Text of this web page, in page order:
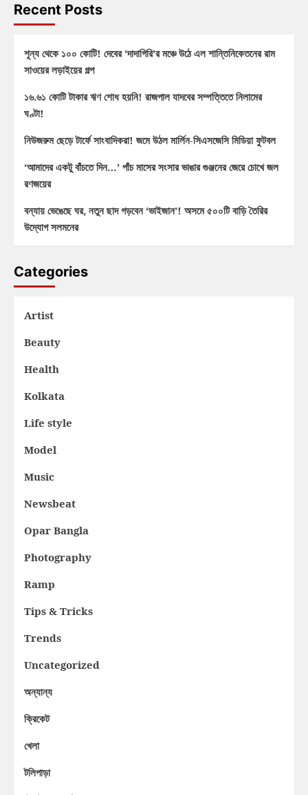
Recent Posts
শূন্য থেকে ১০০ কোটি! দেবের ‘দাদাগিরি’র মঞ্চে উঠে এল শান্তিনিকেতনের রাম
সাওয়ের লড়াইয়ের গল্প
১৬.৬১ কোটি টাকার ঋণ শোধ হয়নি! রাজপাল যাদবের সম্পত্তিতে নিলামের
ঘণ্টা!
নিউজরুম ছেড়ে টার্ফে সাংবাদিকরা! জমে উঠল মার্লিন-সিএসজেসি মিডিয়া ফুটবল
‘আমাদের একটু বাঁচতে দিন…’ পাঁচ মাসের সংসার ভাঙার গুঞ্জনের জেরে চোখে জল
রণজয়ের
বন্যায় ভেঙেছে ঘর, নতুন ছাদ গড়বেন ‘ভাইজান’! অসমে ৫০০টি বাড়ি তৈরির
উদ্যোগ সলমনের
Categories
Artist
Beauty
Health
Kolkata
Life style
Model
Music
Newsbeat
Opar Bangla
Photography
Ramp
Tips & Tricks
Trends
Uncategorized
অন্যান্য
ক্রিকেট
খেলা
টলিপাড়া